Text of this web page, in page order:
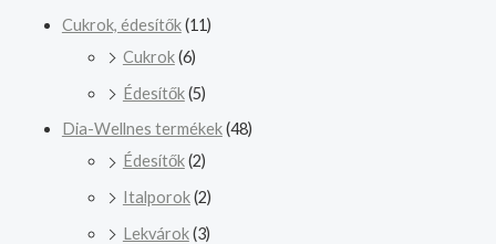
Cukrok, édesítők(11)
Cukrok(6)
Édesítők(5)
Dia-Wellnes termékek(48)
Édesítők(2)
Italporok(2)
Lekvárok(3)